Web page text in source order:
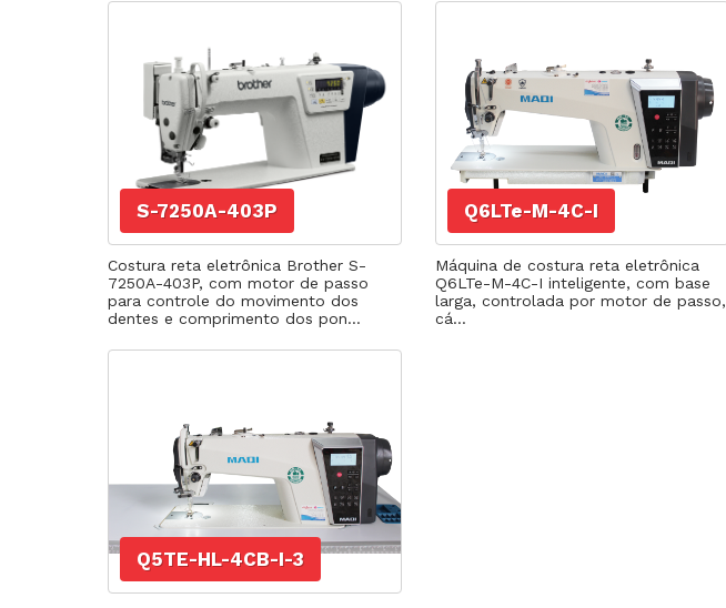
S-7250A-403P
Costura reta eletrônica Brother S-
7250A-403P, com motor de passo
para controle do movimento dos
dentes e comprimento dos pon...
Q6LTe-M-4C-I
Máquina de costura reta eletrônica
Q6LTe-M-4C-I inteligente, com base
larga, controlada por motor de passo,
cá...
Q5TE-HL-4CB-I-3